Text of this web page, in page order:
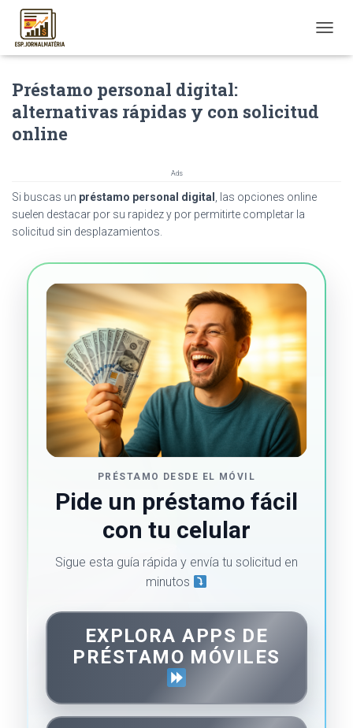
O
Préstamo personal digital:
alternativas rápidas y con solicitud
online
Ads
Si buscas un préstamo personal digital
, las opciones online
suelen destacar por su rapidez y por permitirte completar la
solicitud sin desplazamientos.
PRÉSTAMO DESDE EL MÓVIL
Pide un préstamo fácil
con tu celular
Sigue esta guía rápida y envía tu solicitud en
minutos
EXPLORA APPS DE
PRÉSTAMO MÓVILES